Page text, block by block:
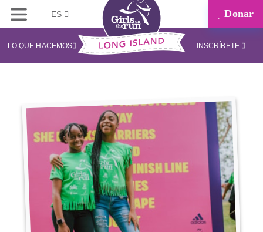
ES Donar
LO QUE HACEMOS INSCRÍBETE